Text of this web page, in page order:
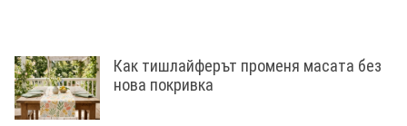
Как тишлайферът променя масата без
нова покривка